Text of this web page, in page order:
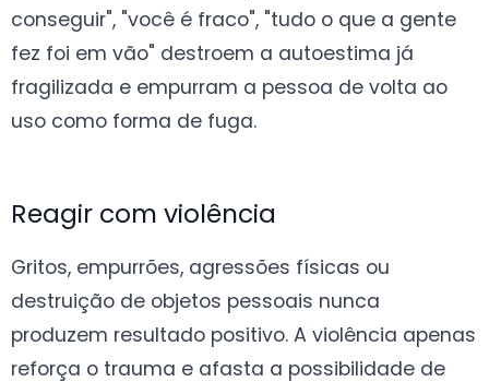
conseguir", "você é fraco", "tudo o que a gente
fez foi em vão" destroem a autoestima já
fragilizada e empurram a pessoa de volta ao
uso como forma de fuga.
Reagir com violência
Gritos, empurrões, agressões físicas ou
destruição de objetos pessoais nunca
produzem resultado positivo. A violência apenas
reforça o trauma e afasta a possibilidade de